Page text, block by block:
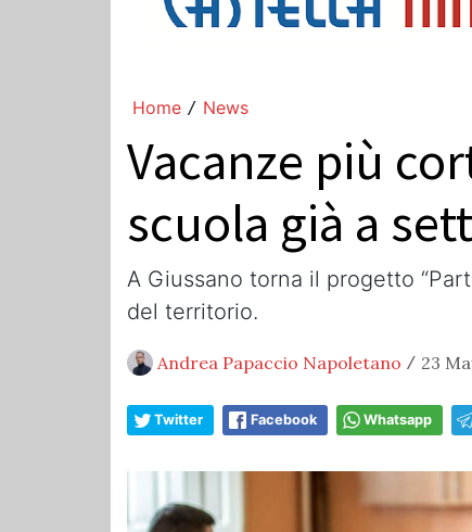
Home / News
Vacanze più
scuola già a
A Giussano torna il progetto
del territorio.
Andrea Papaccio Napoletano / 23
Twitter Facebook Whatsapp